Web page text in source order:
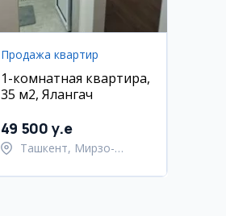
Продажа квартир
1-комнатная квартира,
35 м2, Ялангач
49 500 y.e
Ташкент, Мирзо-